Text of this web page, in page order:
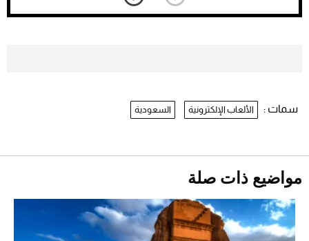
يفوز على برينغا بـ"الضربة القاضية" (فيديو)
Comeback" في جدة (فيديو)
2026-07-25
سمات : الألعاب الإلكترونية السعودية
مواضيع ذات صلة